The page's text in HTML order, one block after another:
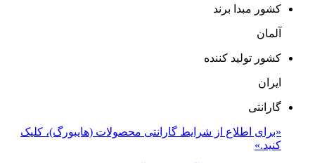
کشور مبدا برند
آلمان
کشور تولید کننده
ایران
گارانتی
«برای اطلاع از شرایط گارانتی محصولات (هایبورگ)، کلیک
کنید.»